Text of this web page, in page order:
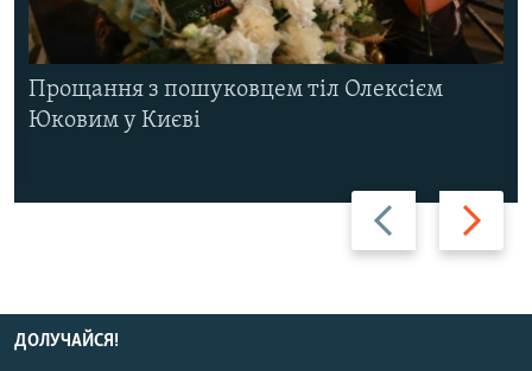
Назад Вперед
Прощання з пошуковцем тіл Олексієм
Юковим у Києві
ДОЛУЧАЙСЯ!